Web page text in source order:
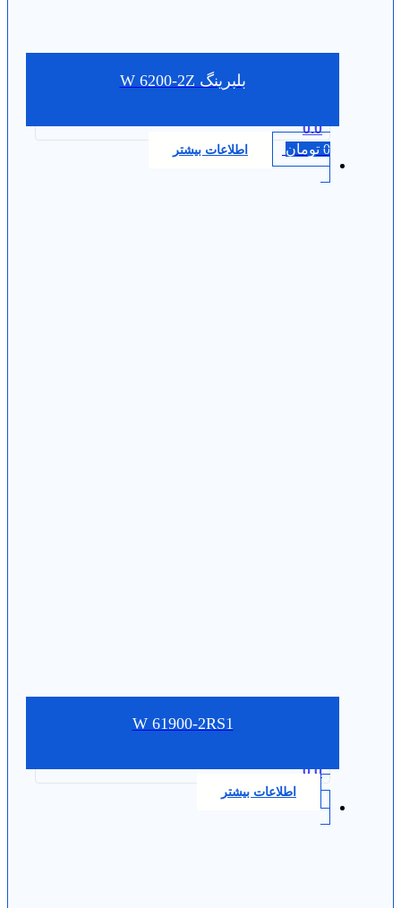
بلبرینگ W 6200-2Z
0.0
0 تومان اطلاعات بیشتر
W 61900-2RS1
0.0
اطلاعات بیشتر